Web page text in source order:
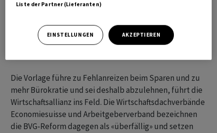
Gesundheitszentren, der Tankstellenshops, der
Fachverband. Sie alle wollen aktiv in den
Abstimmungskampf um die Pensionskassenreform
Die Vorlage führe zu Fehlanreizen beim Sparen und zu
mehr Bürokratie und sei deshalb abzulehnen, führt die
Wirtschaftsallianz ins Feld. Die Wirtschaftsdachverbände
Economiesuisse und Arbeitgeberverband bezeichnen
die BVG-Reform dagegen als «überfällig» und setzen
Liste der Partner (Lieferanten)
EINSTELLUNGEN AKZEPTIEREN